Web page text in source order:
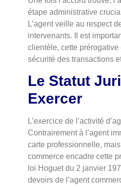
étape administrative
L’agent veille au respect
intervenants. Il est
clientèle, cette
sécurité des transactions
Le Statut
Exercer
L’exercice de l’activité
Contrairement à l’agent
carte professionnelle,
commerce encadre cette
loi Hoguet du 2 janvier
devoirs de l’agent